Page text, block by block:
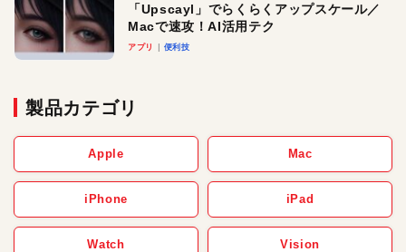
「Upscayl」でらくらくアップスケール／
Macで速攻！AI活用テク
アプリ 便利技
製品カテゴリ
Apple Mac
iPhone iPad
Watch Vision